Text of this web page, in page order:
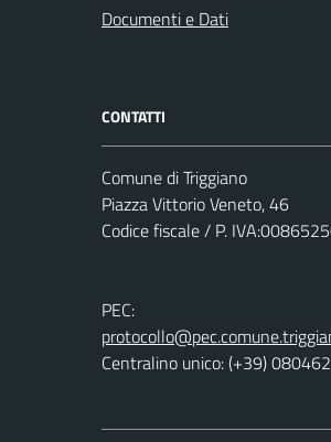
Documenti e Dati
CONTATTI
Comune di Triggiano
Piazza Vittorio Veneto, 46
Codice fiscale / P.
PEC:
Centralino unico: (+39)